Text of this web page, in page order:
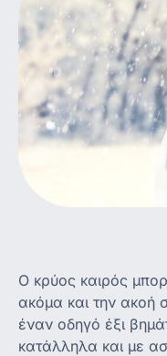
Ο κρύος καιρός
ακόμα και την ακοή
έναν οδηγό έξι
κατάλληλα και με